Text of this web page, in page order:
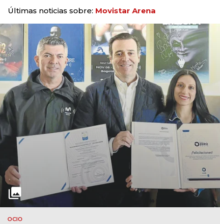
Últimas noticias sobre: Movistar Arena
OCIO